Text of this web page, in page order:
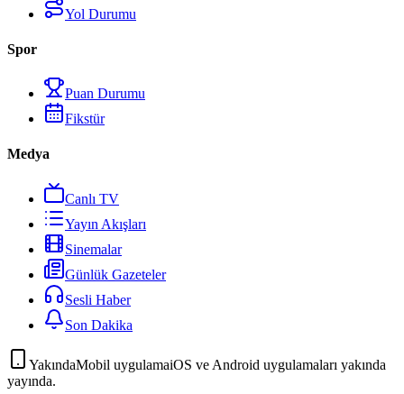
Yol Durumu
Spor
Puan Durumu
Fikstür
Medya
Canlı TV
Yayın Akışları
Sinemalar
Günlük Gazeteler
Sesli Haber
Son Dakika
YakındaMobil uygulamaiOS ve Android uygulamaları yakında
yayında.